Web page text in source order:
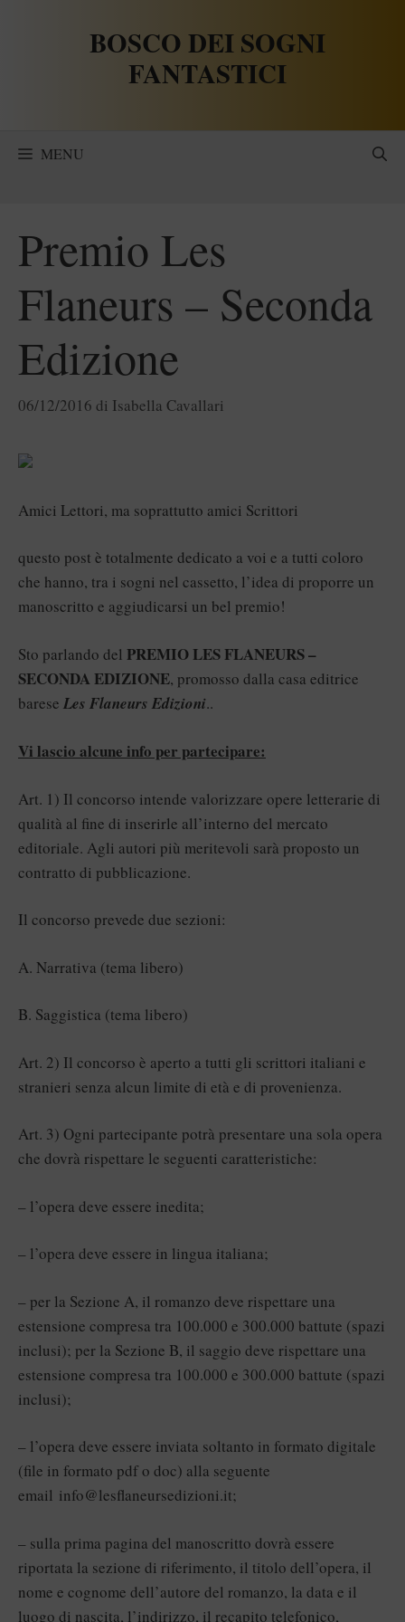
BOSCO DEI SOGNI
FANTASTICI
MENU
Premio Les
Flaneurs – Seconda
Edizione
06/12/2016 di Isabella Cavallari
Amici Lettori, ma soprattutto amici Scrittori
questo post è totalmente dedicato a voi e a tutti coloro
che hanno, tra i sogni nel cassetto, l’idea di proporre un
manoscritto e aggiudicarsi un bel premio!
Sto parlando del PREMIO LES FLANEURS –
SECONDA EDIZIONE, promosso dalla casa editrice
barese Les Flaneurs Edizioni..
Vi lascio alcune info per partecipare:
Art. 1) Il concorso intende valorizzare opere letterarie di
qualità al fine di inserirle all’interno del mercato
editoriale. Agli autori più meritevoli sarà proposto un
contratto di pubblicazione.
Il concorso prevede due sezioni:
A. Narrativa (tema libero)
B. Saggistica (tema libero)
Art. 2) Il concorso è aperto a tutti gli scrittori italiani e
stranieri senza alcun limite di età e di provenienza.
Art. 3) Ogni partecipante potrà presentare una sola opera
che dovrà rispettare le seguenti caratteristiche:
– l’opera deve essere inedita;
– l’opera deve essere in lingua italiana;
– per la Sezione A, il romanzo deve rispettare una
estensione compresa tra 100.000 e 300.000 battute (spazi
inclusi); per la Sezione B, il saggio deve rispettare una
estensione compresa tra 100.000 e 300.000 battute (spazi
inclusi);
– l’opera deve essere inviata soltanto in formato digitale
(file in formato pdf o doc) alla seguente
email info@lesflaneursedizioni.it;
– sulla prima pagina del manoscritto dovrà essere
riportata la sezione di riferimento, il titolo dell’opera, il
nome e cognome dell’autore del romanzo, la data e il
luogo di nascita, l’indirizzo, il recapito telefonico,